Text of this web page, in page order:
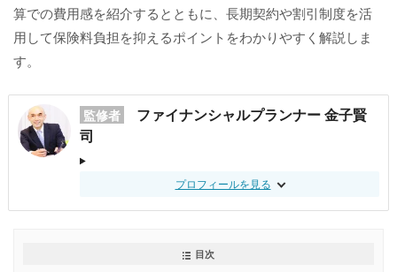
算での費用感を紹介するとともに、長期契約や割引制度を活
用して保険料負担を抑えるポイントをわかりやすく解説しま
す。
監修者
ファイナンシャルプランナー 金子賢
司
プロフィールを見る
目次